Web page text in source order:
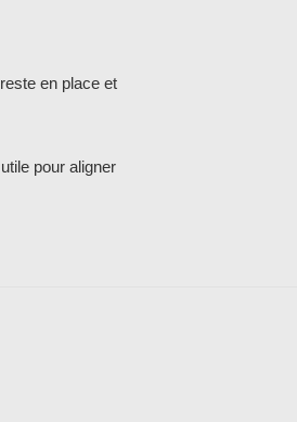
en place et
pour aligner